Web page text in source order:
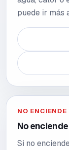
puede ir más
NO ENCIENDE
No enciende
Si no